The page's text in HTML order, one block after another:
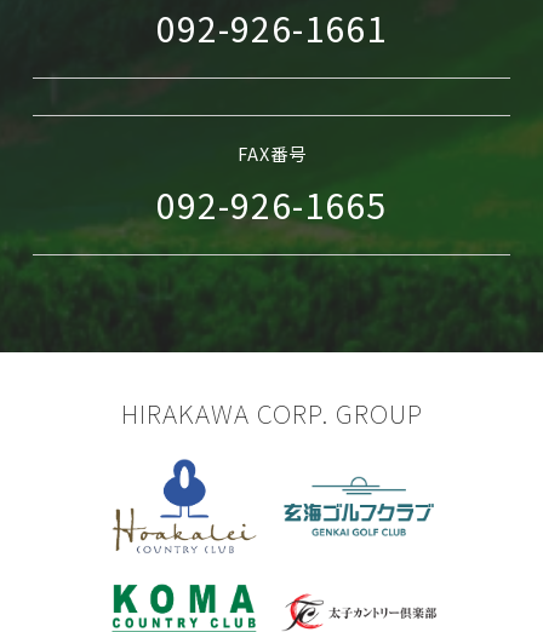
092-926-1661
FAX番号
092-926-1665
HIRAKAWA CORP. GROUP